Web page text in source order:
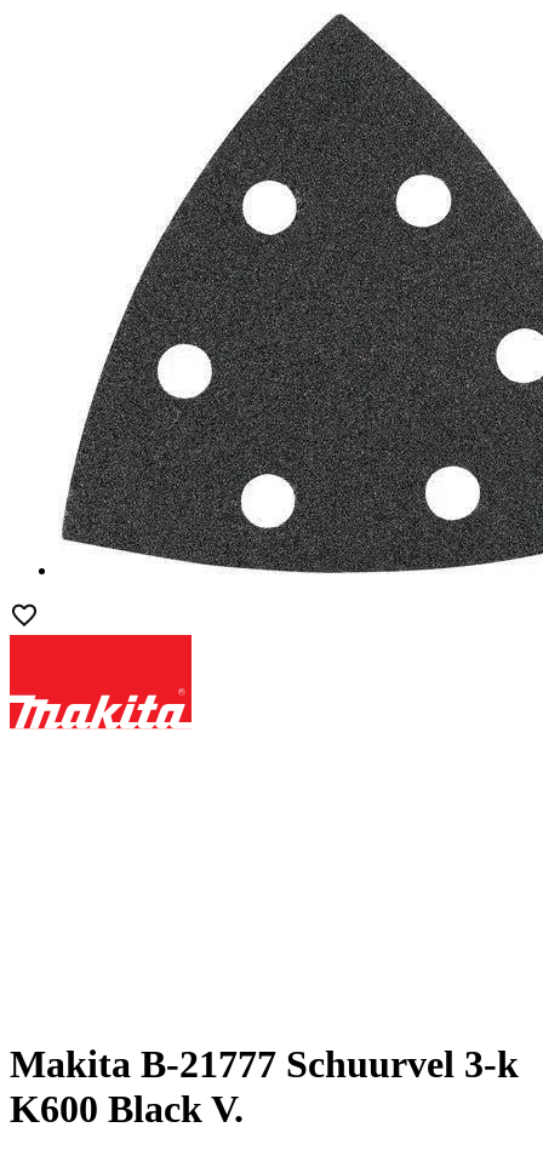
Makita B-21777 Schuurvel 3-k
K600 Black V.